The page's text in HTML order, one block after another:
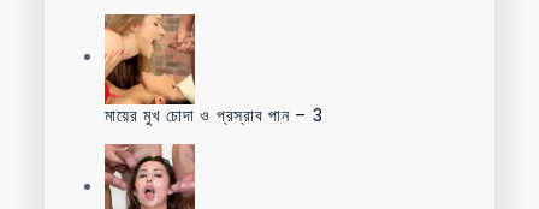
মায়ের মুখ চোদা ও প্রস্রাব পান – 3